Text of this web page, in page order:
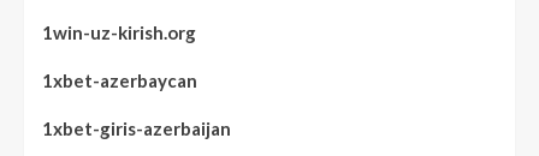
1win-uz-kirish.org
1xbet-azerbaycan
1xbet-giris-azerbaijan